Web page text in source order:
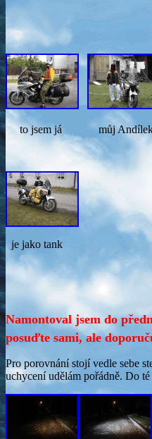
to jsem já můj
je jako tank
Namontoval jsem do
posuďte sami, ale
Pro porovnání stojí vedle sebe
uchycení udělám pořádně. Do